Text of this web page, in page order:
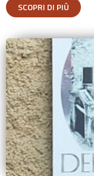
SCOPRI DI PIÙ